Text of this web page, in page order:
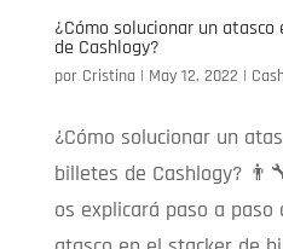
¿Cómo solucionar un
de Cashlogy?
por Cristina | May 12, 2022 |
¿Cómo solucionar un
billetes de Cashlogy?
os explicará paso a paso